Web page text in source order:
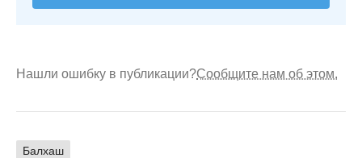
Нашли ошибку в публикации?Сообщите нам об этом.
Балхаш